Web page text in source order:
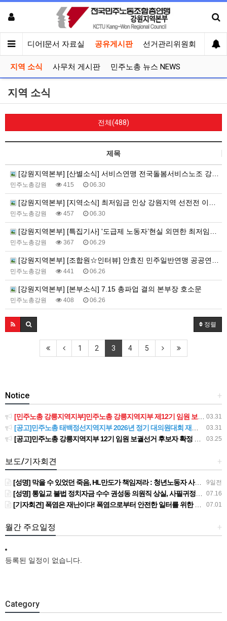
견 미디어|문서 자료실 공유게시판 선거관리위원회
지역 소식 사무처 게시판 민주노총 뉴스 NEWS
지역 소식
전체(488)
제목
[강원지역본부] [산별소식] 서비스연맹 전국돌봄서비스노조 강원지부 강순득 조합원으로 부터...
민주노총강원 415 06.30
[강원지역본부] [지역소식] 최저임금 인상 강원지역 선전전 이모저모
민주노총강원 457 06.30
[강원지역본부] [특집기사] '도급제 노동자’현실 외면한 최저임금위원회, 모든 노동자에게 최저임금을!
민주노총강원 367 06.29
[강원지역본부] [조합원☆인터뷰] 안효진 민주일반연맹 공공연대노조 아이돌봄 강원지부 춘천지회 조합원 인터뷰
민주노총강원 441 06.26
[강원지역본부] [본부소식] 7.15 총파업 결의 본부장 호소문
민주노총강원 408 06.26
정렬
1 2 3 4 5
+
Notice
03.31
[민주노총 강릉지역지부]민주노총 강릉지역지부 제12기 임원 보궐선거결과 공고
03.31
[공고]민주노총 태백정선지역지부 2026년 정기 대의원대회 재소집 건
03.25
[공고]민주노총 강릉지역지부 12기 임원 보궐선거 후보자 확정 공고
+
보도/기자회견
9일전
[성명] 막을 수 있었던 죽음, HL만도가 책임져라 : 청년노동자 사망사고의 철저한 진상규명과 재발방지 대책 마련하라
07.16
[성명] 통일교 불법 정치자금 수수 권성동 의원직 상실, 사필귀정이다
07.01
[기자회견] 폭염은 재난이다! 폭염으로부터 안전한 일터를 위한 민주노총 강원지역본부 폭염감시단 선포 기자회견
+
월간 주요일정
등록된 일정이 없습니다.
Category